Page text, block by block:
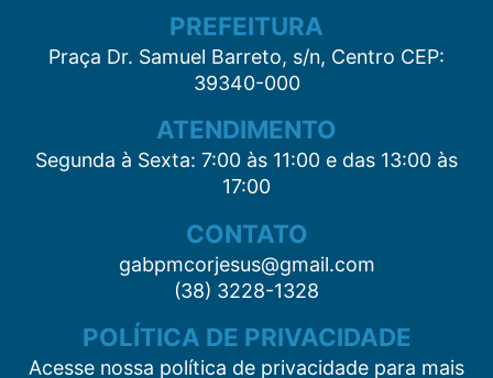
PREFEITURA
Praça Dr. Samuel Barreto, s/n, Centro CEP:
39340-000
ATENDIMENTO
Segunda à Sexta: 7:00 às 11:00 e das 13:00 às
17:00
CONTATO
gabpmcorjesus@gmail.com
(38) 3228-1328
POLÍTICA DE PRIVACIDADE
Acesse nossa política de privacidade para mais